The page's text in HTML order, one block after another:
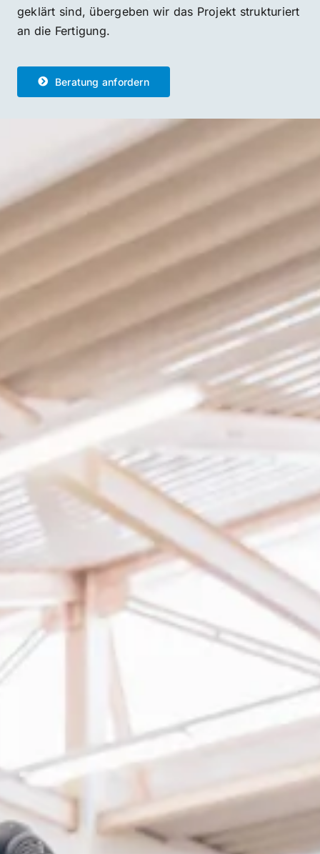
geklärt sind, übergeben wir das Projekt strukturiert
an die Fertigung.
Beratung anfordern